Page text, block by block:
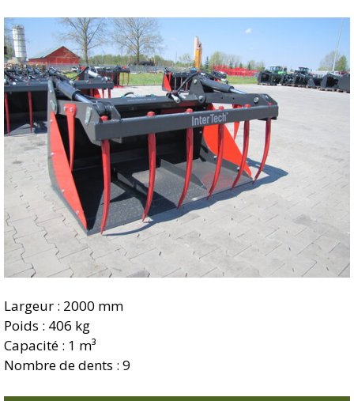
Largeur : 2000 mm
Poids : 406 kg
Capacité : 1 m³
Nombre de dents : 9